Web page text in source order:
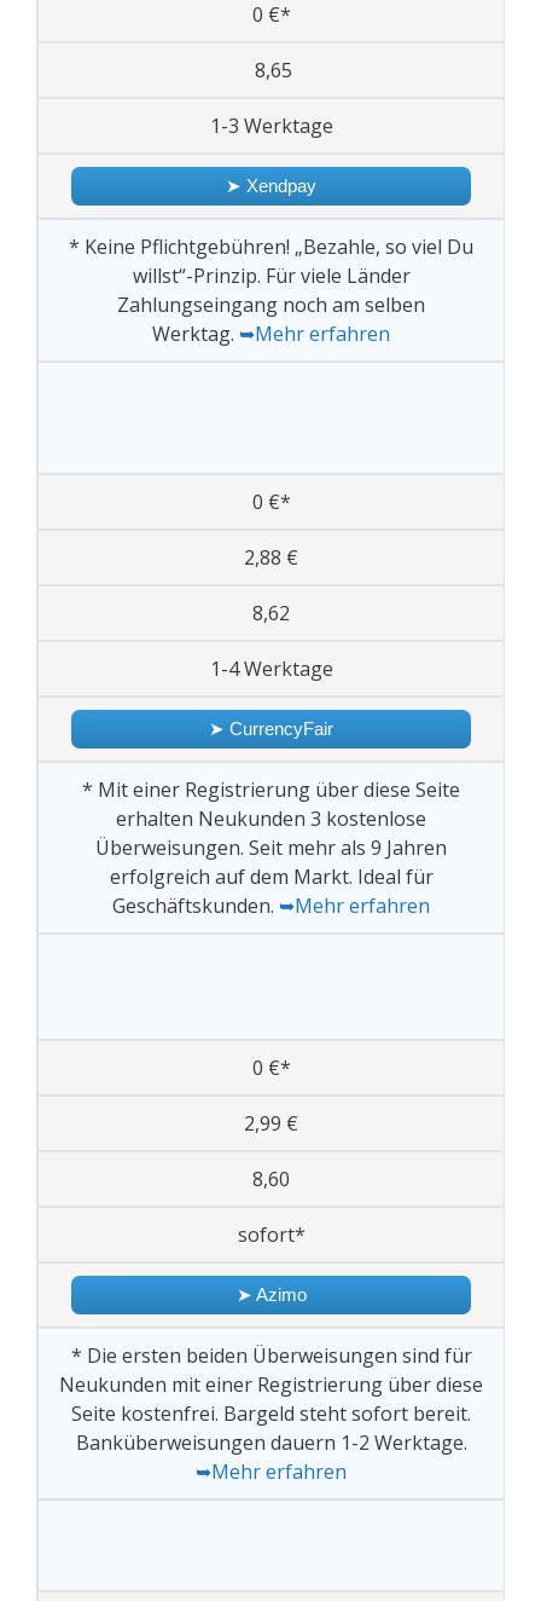
0 €*
8,65
1-3 Werktage
➤ Xendpay
* Keine Pflichtgebühren! „Bezahle, so viel Du
willst“-Prinzip. Für viele Länder
Zahlungseingang noch am selben
Werktag. ➥Mehr erfahren
0 €*
2,88 €
8,62
1-4 Werktage
➤ CurrencyFair
* Mit einer Registrierung über diese Seite
erhalten Neukunden 3 kostenlose
Überweisungen. Seit mehr als 9 Jahren
erfolgreich auf dem Markt. Ideal für
Geschäftskunden. ➥Mehr erfahren
0 €*
2,99 €
8,60
sofort*
➤ Azimo
* Die ersten beiden Überweisungen sind für
Neukunden mit einer Registrierung über diese
Seite kostenfrei. Bargeld steht sofort bereit.
Banküberweisungen dauern 1-2 Werktage.
➥Mehr erfahren